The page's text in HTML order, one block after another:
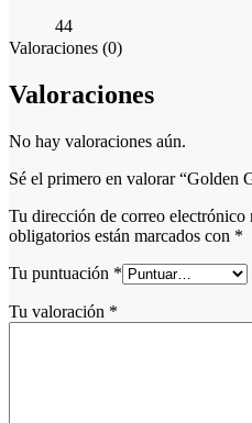
44
Valoraciones (0)
Valoraciones
No hay valoraciones aún.
Sé el primero en valorar “Golden
Tu dirección de correo electrónico
obligatorios están marcados con *
Tu puntuación *
Tu valoración *